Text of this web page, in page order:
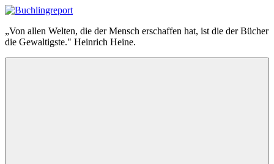
Zum
springen
Buchlingreport
„Von allen Welten, die der Mensch erschaffen hat, ist die der Bücher
die Gewaltigste." Heinrich Heine.